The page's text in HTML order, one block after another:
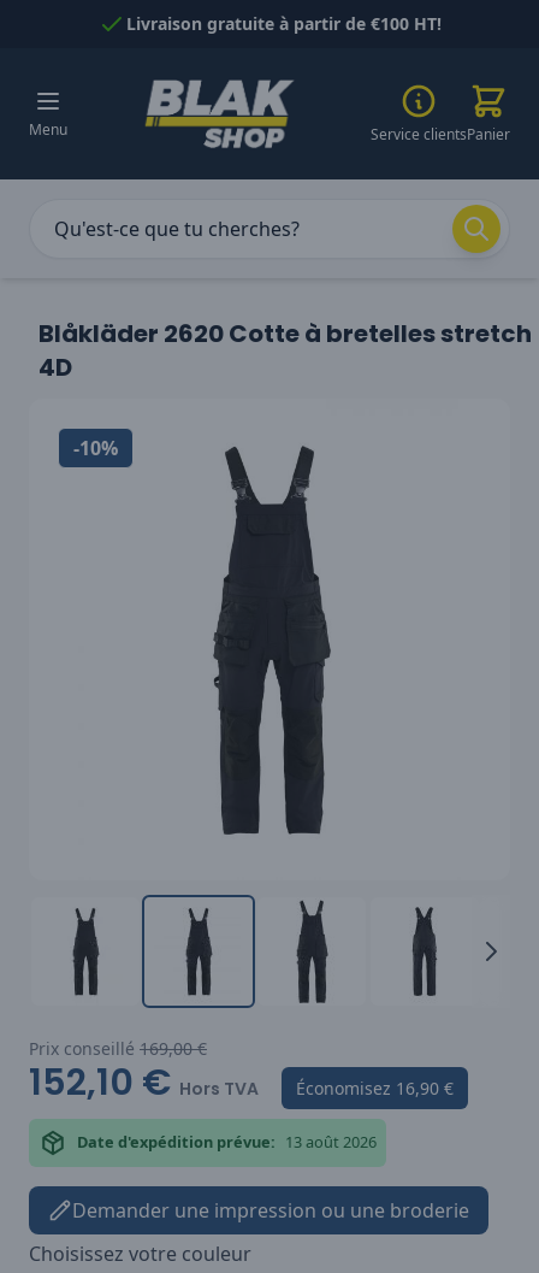
Passer au contenuLivraison gratuite à partir de €100 HT!
Menu Service clientsPanier
Blåkläder 2620 Cotte à bretelles stretch
4D
-10%
Prix conseillé 169,00 €
152,10 € Hors TVA Économisez 16,90 €
Date d'expédition prévue: 13 août 2026
Demander une impression ou une broderie
Choisissez votre couleur